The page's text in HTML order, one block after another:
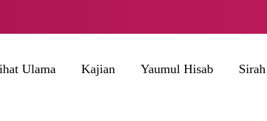
Ulama Kajian Yaumul Hisab Sirah